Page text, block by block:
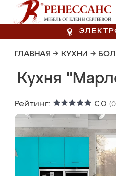
ГЛАВНАЯ → КУХНИ →
Кухня
Рейтинг: 0.0 (0